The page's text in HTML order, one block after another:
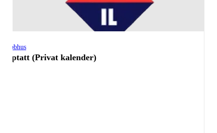
Klubbhus
Opptatt (Privat kalender)